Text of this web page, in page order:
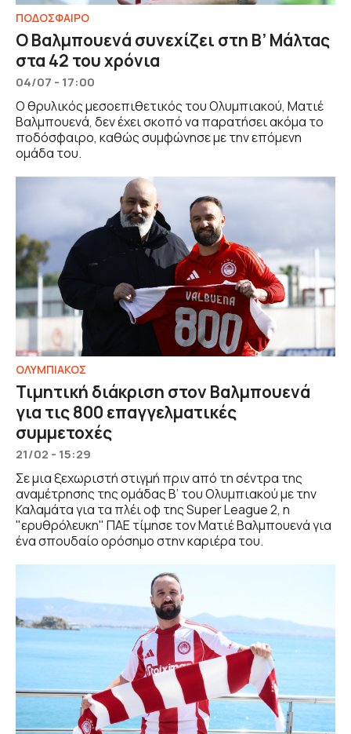
ΠΟΔΟΣΦΑΙΡΟ
Ο Βαλμπουενά συνεχίζει στη Β’ Μάλτας
στα 42 του χρόνια
04/07 - 17:00
Ο θρυλικός μεσοεπιθετικός του Ολυμπιακού, Ματιέ
Βαλμπουενά, δεν έχει σκοπό να παρατήσει ακόμα το
ποδόσφαιρο, καθώς συμφώνησε με την επόμενη
ομάδα του.
ΟΛΥΜΠΙΑΚΟΣ
Τιμητική διάκριση στον Βαλμπουενά
για τις 800 επαγγελματικές
συμμετοχές
21/02 - 15:29
Σε μια ξεχωριστή στιγμή πριν από τη σέντρα της
αναμέτρησης της ομάδας Β’ του Ολυμπιακού με την
Καλαμάτα για τα πλέι οφ της Super League 2, η
"ερυθρόλευκη" ΠΑΕ τίμησε τον Ματιέ Βαλμπουενά για
ένα σπουδαίο ορόσημο στην καριέρα του.